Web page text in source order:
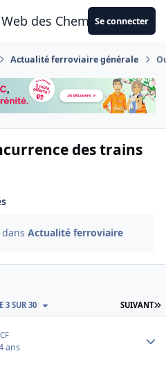
Web des CheminotsSe connecter
Actualité ferroviaire générale
des trains
dansActualité ferroviaire
SUIVANT
3 SUR 30
ans